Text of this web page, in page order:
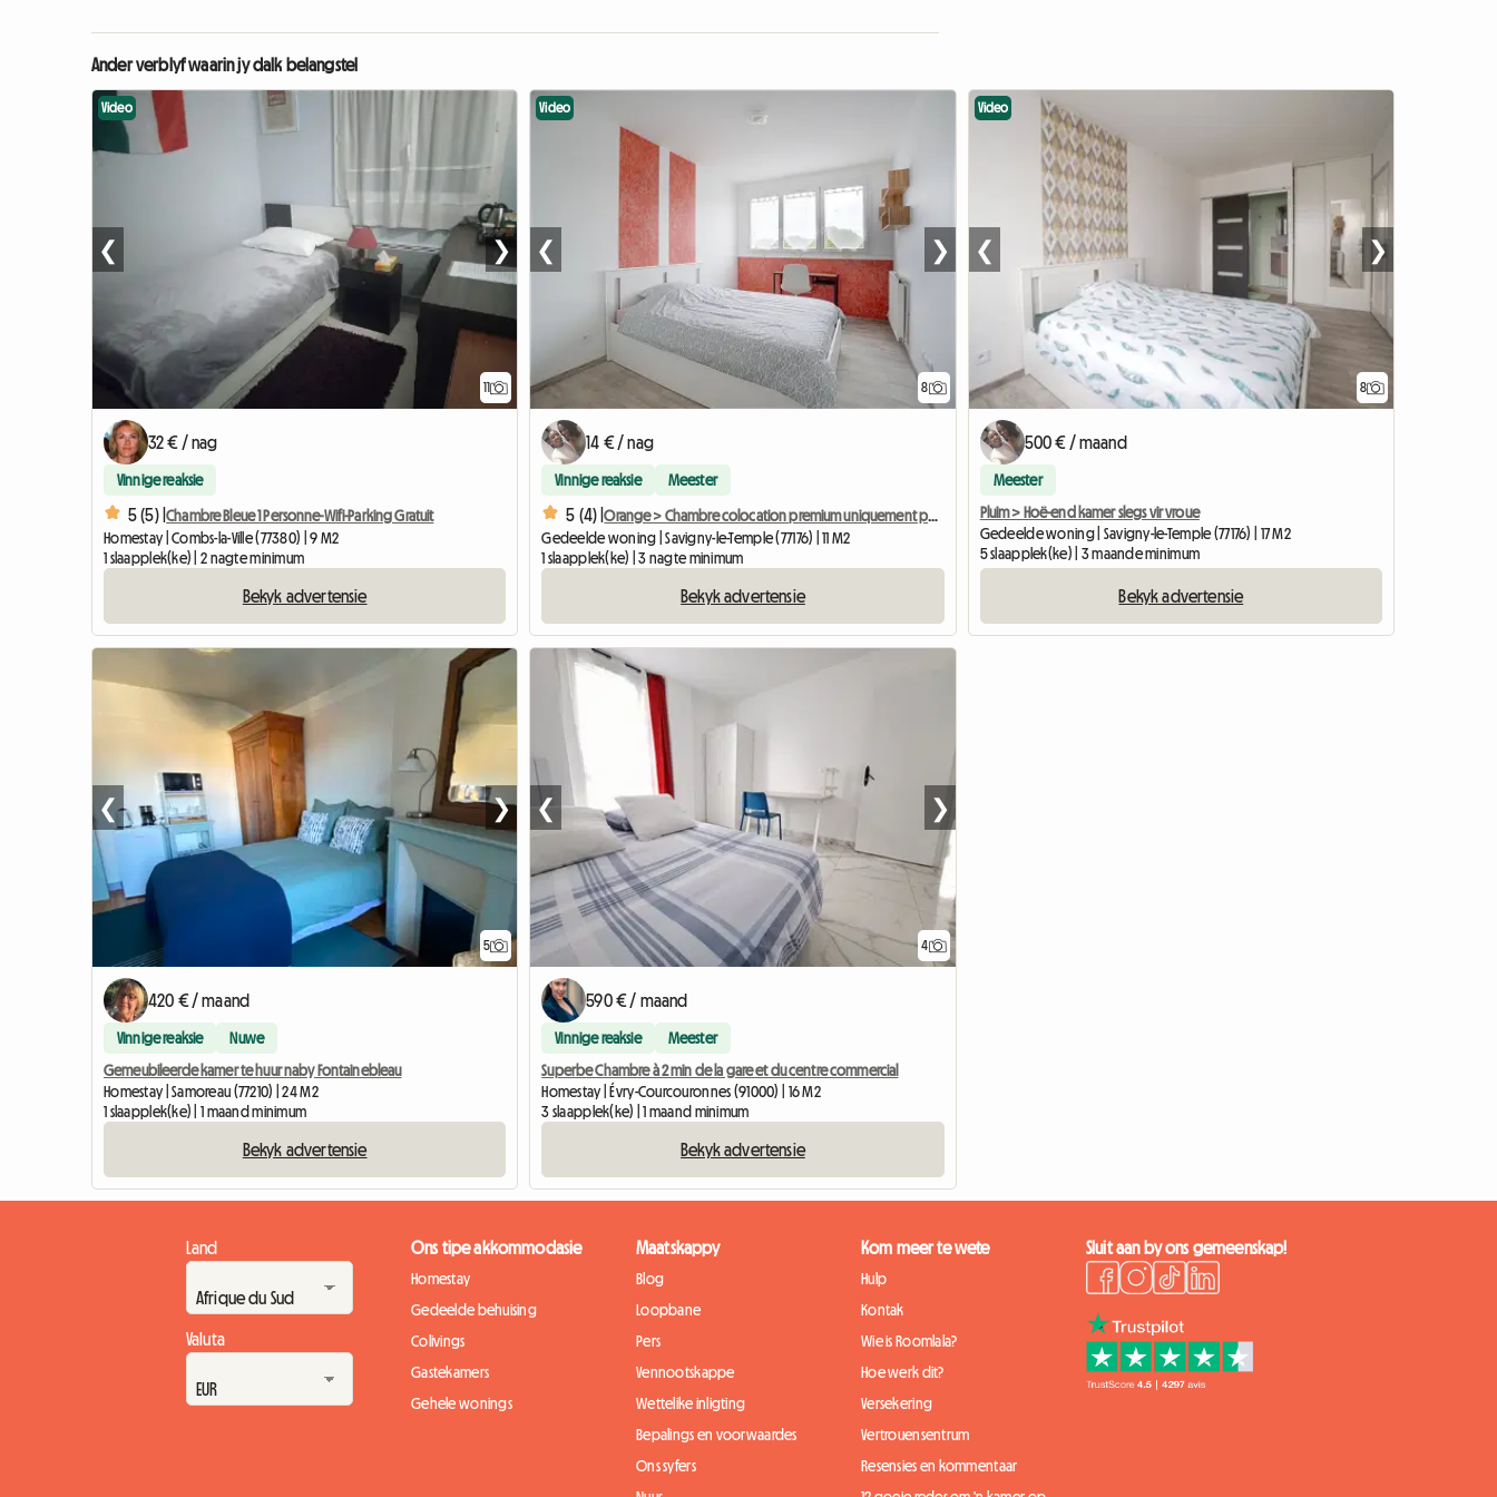
Ander verblyf waarin jy dalk belangstel
11
Video
❮ ❯
32 € / nag
Vinnige reaksie
5 (5) |Chambre Bleue 1 Personne-Wifi-Parking Gratuit
Homestay | Combs-la-Ville (77380) | 9 M2
1 slaapplek(ke) | 2 nagte minimum
Bekyk advertensie
8
Video
❮ ❯
14 € / nag
Vinnige reaksie Meester
5 (4) |
Orange > Chambre colocation premium uniquement pour femme
Gedeelde woning | Savigny-le-Temple (77176) | 11 M2
1 slaapplek(ke) | 3 nagte minimum
Bekyk advertensie
8
Video
❮ ❯
500 € / maand
Meester
Pluim > Hoë-end kamer slegs vir vroue
Gedeelde woning | Savigny-le-Temple (77176) | 17 M2
5 slaapplek(ke) | 3 maande minimum
Bekyk advertensie
5
❮ ❯
420 € / maand
Vinnige reaksie Nuwe
Gemeubileerde kamer te huur naby Fontainebleau
Homestay | Samoreau (77210) | 24 M2
1 slaapplek(ke) | 1 maand minimum
Bekyk advertensie
4
❮ ❯
590 € / maand
Vinnige reaksie Meester
Superbe Chambre à 2 min de la gare et du centre commercial
Homestay | Évry-Courcouronnes (91000) | 16 M2
3 slaapplek(ke) | 1 maand minimum
Bekyk advertensie
Land
Valuta
Ons tipe akkommodasie
Homestay
Gedeelde behuising
Colivings
Gastekamers
Gehele wonings
Maatskappy
Blog
Loopbane
Pers
Vennootskappe
Wettelike inligting
Bepalings en voorwaardes
Ons syfers
Kom meer te wete
Hulp
Kontak
Wie is Roomlala?
Hoe werk dit?
Versekering
Vertrouensentrum
Resensies en kommentaar
Sluit aan by ons gemeenskap!